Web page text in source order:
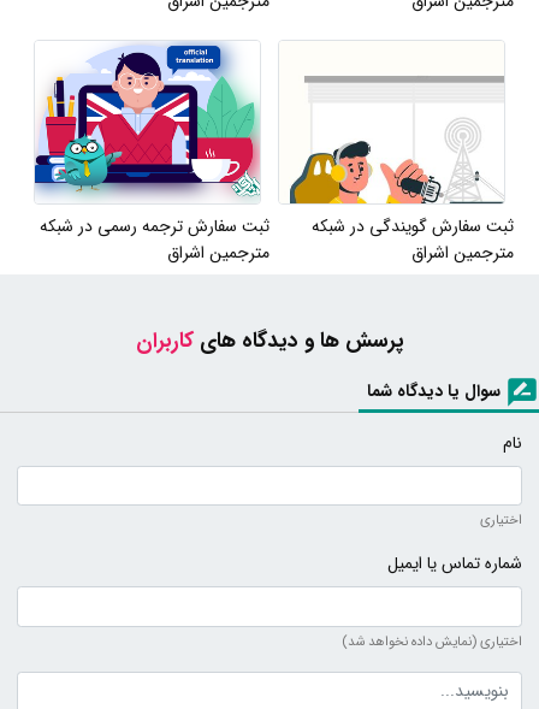
ثبت سفارش گویندگی در شبکه
مترجمین اشراق
ثبت سفارش ترجمه رسمی در شبکه
مترجمین اشراق
پرسش ها و دیدگاه هایکاربران
سوال یا دیدگاه شما
نام
اختیاری
شماره تماس یا ایمیل
اختیاری (نمایش داده نخواهد شد)
متن دیدگاه